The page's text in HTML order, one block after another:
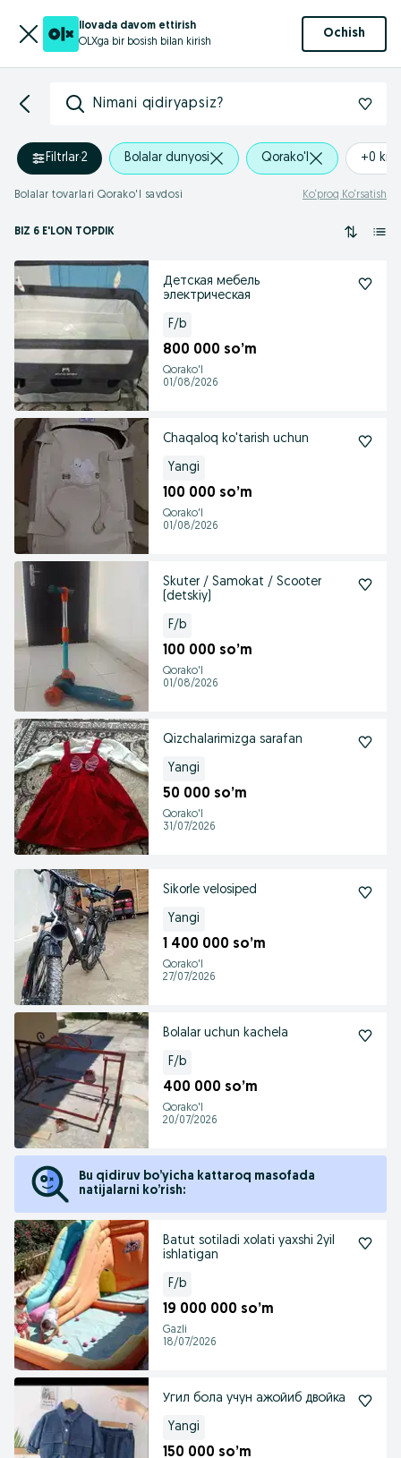
Ilovada davom ettirish
OLXga bir bosish bilan kirish
Ochish
Nimani qidiryapsiz?
Filtrlar·2 Bolalar dunyosi Qorako'l +0 km
Bolalar tovarlari Qorako'l savdosi Ko‘proq Ko‘rsatish
BIZ 6 E'LON TOPDIK
Детская мебель
электрическая
F/b
800 000 so’m
Qorako'l
01/08/2026
Chaqaloq ko'tarish uchun
Yangi
100 000 so’m
Qorako'l
01/08/2026
Skuter / Samokat / Scooter
(detskiy)
F/b
100 000 so’m
Qorako'l
01/08/2026
Qizchalarimizga sarafan
Yangi
50 000 so’m
Qorako'l
31/07/2026
Sikorle velosiped
Yangi
1 400 000 so’m
Qorako'l
27/07/2026
Bolalar uchun kachela
F/b
400 000 so’m
Qorako'l
20/07/2026
Bu qidiruv bo’yicha kattaroq masofada
natijalarni ko’rish:
Batut sotiladi xolati yaxshi 2yil
ishlatigan
F/b
19 000 000 so’m
Gazli
18/07/2026
Угил бола учун ажойиб двойка
Yangi
150 000 so’m